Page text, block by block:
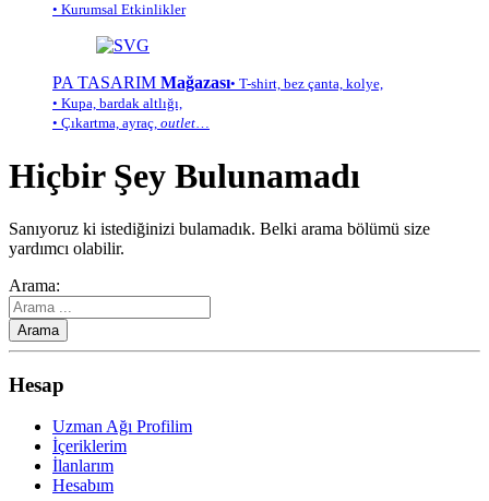
• Kurumsal Etkinlikler
PA TASARIM Mağazası• T-shirt, bez çanta, kolye,
• Kupa, bardak altlığı,
• Çıkartma, ayraç, outlet…
Hiçbir Şey Bulunamadı
Sanıyoruz ki istediğinizi bulamadık. Belki arama bölümü size
yardımcı olabilir.
Arama:
Hesap
Uzman Ağı Profilim
İçeriklerim
İlanlarım
Hesabım